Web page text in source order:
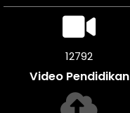
14964
Video Pendidikan